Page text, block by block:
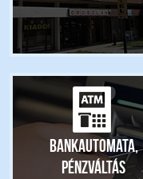
Bankautomata,
pénzváltás